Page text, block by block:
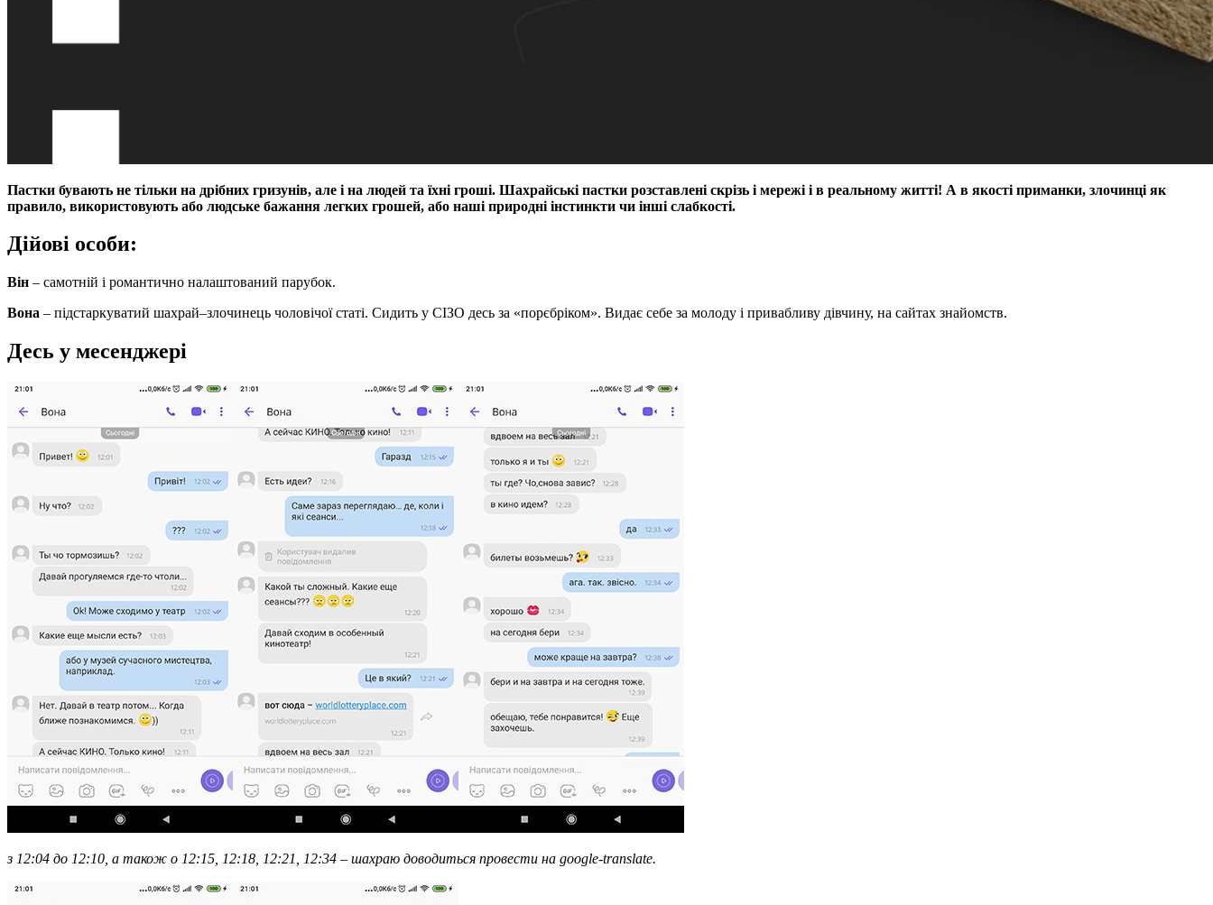
Пастки бувають не тільки на дрібних гризунів, але і на людей та їхні гроші. Шахрайські пастки розставлені скрізь і мережі і в реальному житті! А в якості приманки, злочинці як
правило, використовують або людське бажання легких грошей, або наші природні інстинкти чи інші слабкості.
Дійові особи:
Він – самотній і романтично налаштований парубок.
Вона – підстаркуватий шахрай–злочинець чоловічої статі. Сидить у СІЗО десь за «порєбріком». Видає себе за молоду і привабливу дівчину, на сайтах знайомств.
Десь у месенджері
з 12:04 до 12:10, а також о 12:15, 12:18, 12:21, 12:34 – шахраю доводиться провести на google-translate.